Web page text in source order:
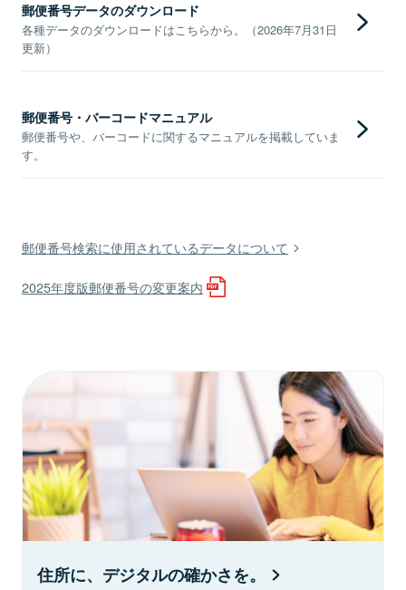
郵便番号データのダウンロード
各種データのダウンロードはこちらから。（2026年7月31日
更新）
郵便番号・バーコードマニュアル
郵便番号や、バーコードに関するマニュアルを掲載していま
す。
郵便番号検索に使用されているデータについて
2025年度版郵便番号の変更案内
住所に、デジタルの確かさを。